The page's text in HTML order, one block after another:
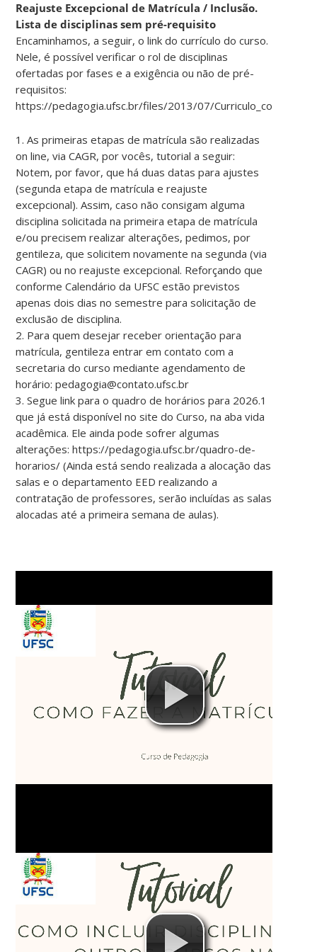
Reajuste Excepcional de Matrícula / Inclusão.
Lista de disciplinas sem pré-requisito
Encaminhamos, a seguir, o link do currículo do curso.
Nele, é possível verificar o rol de disciplinas
ofertadas por fases e a exigência ou não de pré-
requisitos:
https://pedagogia.ufsc.br/files/2013/07/
1. As primeiras etapas de matrícula são realizadas
on line, via CAGR, por vocês, tutorial a seguir:
Notem, por favor, que há duas datas para ajustes
(segunda etapa de matrícula e reajuste
excepcional). Assim, caso não consigam alguma
disciplina solicitada na primeira etapa de matrícula
e/ou precisem realizar alterações, pedimos, por
gentileza, que solicitem novamente na segunda (via
CAGR) ou no reajuste excepcional. Reforçando que
conforme Calendário da UFSC estão previstos
apenas dois dias no semestre para solicitação de
exclusão de disciplina.
2. Para quem desejar receber orientação para
matrícula, gentileza entrar em contato com a
secretaria do curso mediante agendamento de
horário: pedagogia@contato.ufsc.br
3. Segue link para o quadro de horários para 2026.1
que já está disponível no site do Curso, na aba vida
acadêmica. Ele ainda pode sofrer algumas
alterações: https://pedagogia.ufsc.br/quadro-de-
horarios/ (Ainda está sendo realizada a alocação das
salas e o departamento EED realizando a
contratação de professores, serão incluídas as salas
alocadas até a primeira semana de aulas).